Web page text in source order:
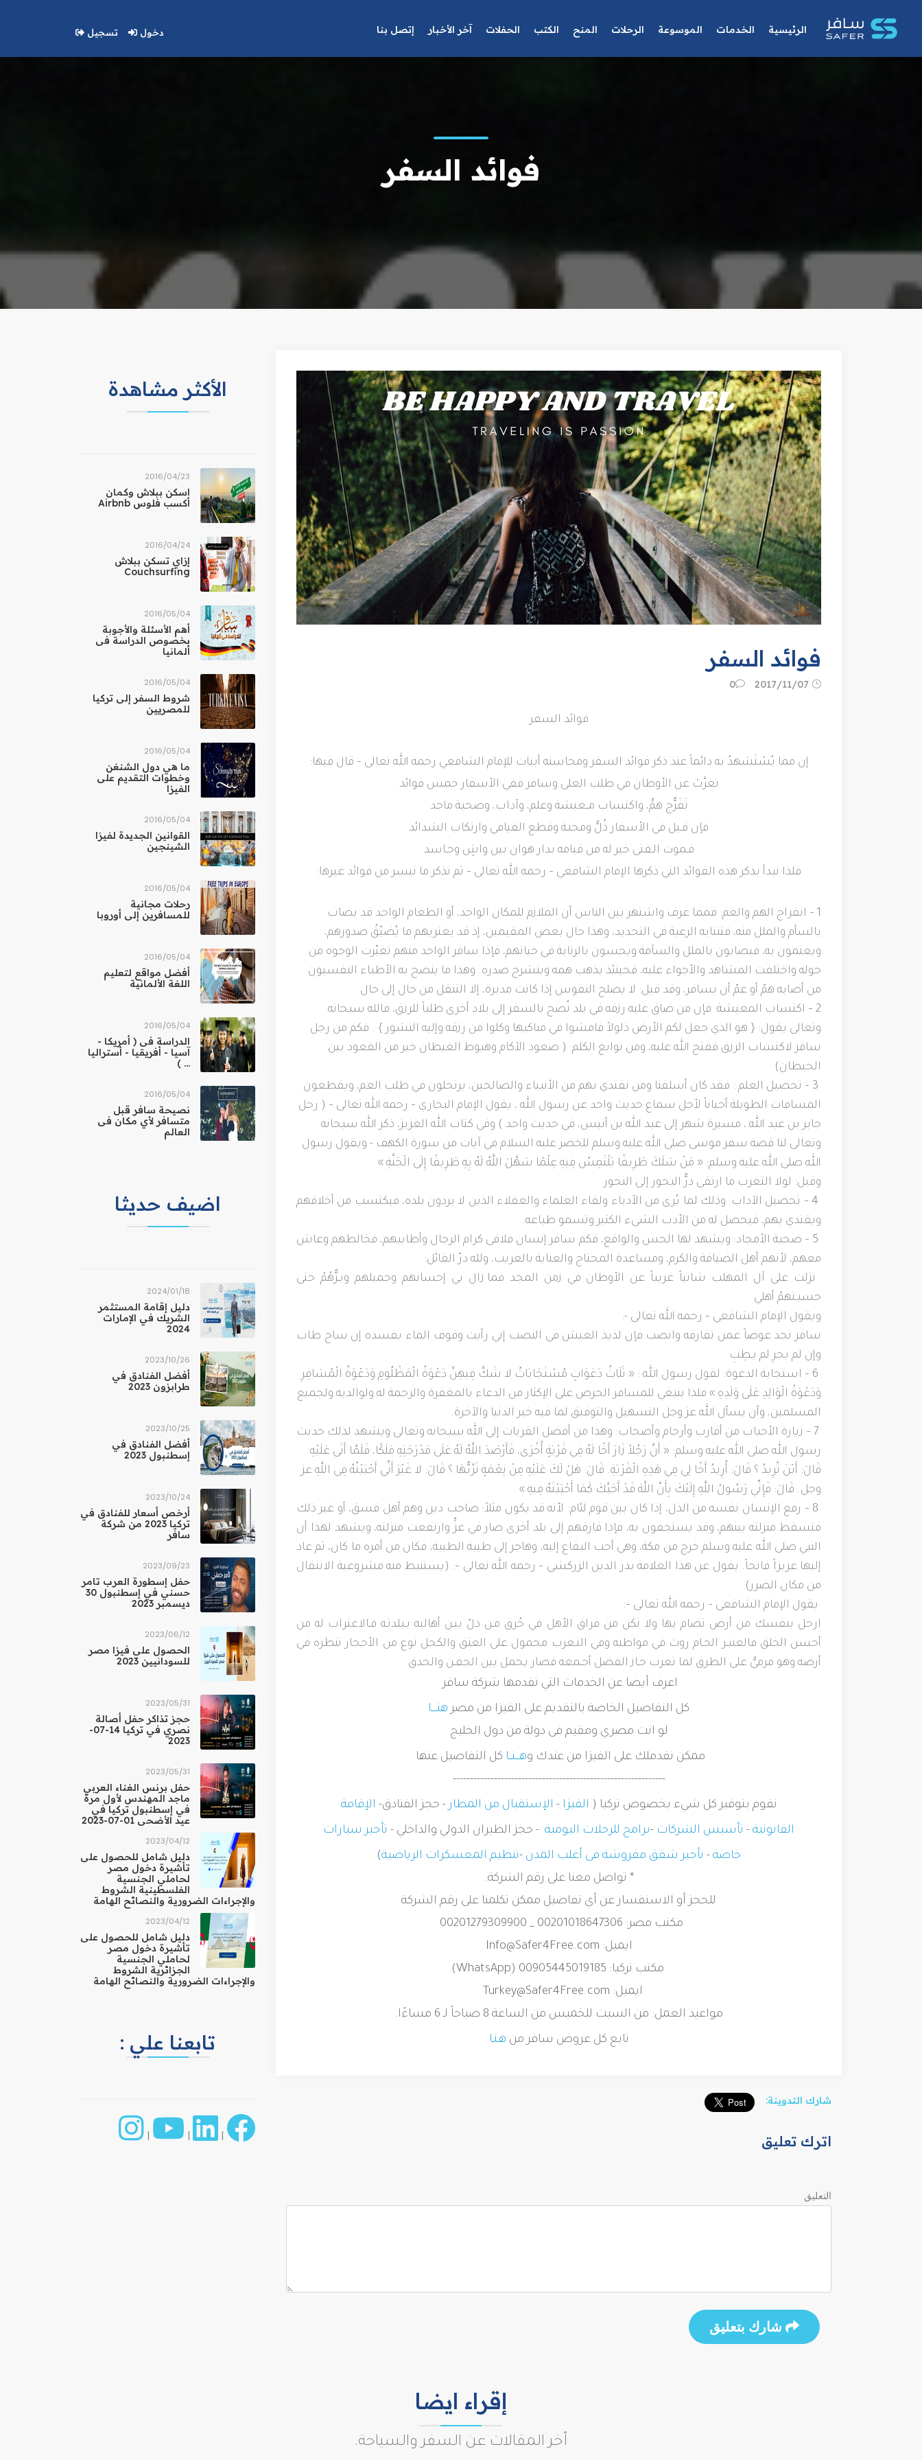
فوائد السفر
فوائد السفر
0
فوائد السفر
إن مما يُسْتَشهدُ به دائماً عند ذكر فوائد السفر ومحاسنه أبيات للإمام الشافعي رحمه الله تعالى – قال فيها:
تغرَّبْ عن الأوطان في طلب العلى وسافر ففي الأسفار خمس فوائد
تَفَرُّج همٍّ، واكتساب مــعيشة وعلم، وآداب، وصحبة ماجد
فإن قـيل في الأسفار ذُلٌّ ومحنـة وقطع الفيافي وارتكاب الشدائد
فـموت الـفتى خير له من قيامه بدار هوان بين واشٍ وحـاسد
فلذا نبدأ بذكر هذه الفوائد التي ذكرها الإمام الشافعي – رحمه الله تعالى – ثم نذكر ما تيسر من فوائد غيرها:
1 – انفراج الهم والغم: فمما عرف واشتهر بين الناس أن الملازم للمكان الواحد، أو الطعام الواحد قد يصاب
بالسأم والملل منه، فتنتابه الرغبة في التجديد، وهذا حال بعض المقيمين، إذ قد يعتريهم ما يُضيّقُ صدورهم،
ويغتمون به، فيصابون بالملل والسآمة ويحسون بالرتابة في حياتهم، فإذا سافر الواحد منهم تغيّرت الوجوه من
حوله واختلفت المشاهد والأجواء عليه، فحينئذ يذهب همه وينشرح صدره. وهذا ما ينصح به الأطباء النفسيون
من أصابه همّ أو غمّ أن يسافر، وقد قيل: لا يصلح النفوس إذا كانت مدبرة، إلا التنقل من حال إلى حال
2 – اكتساب المعيشة: فإن من ضاق عليه رزقه في بلد نُصح بالسفر إلى بلاد أخرى طلباً للرزق، فالله سبحانه
وتعالى يقول: { هو الذي جعل لكم الأرض ذلولاً فامشوا في مناكبها وكلوا من رزقه وإليه النشور } . فكم من رجل
سافر لاكتساب الرزق ففتح الله عليه، ومن نوابغ الكلم: ( صعود الآكام وهبوط الغيطان خير من القعود بين
الحيطان)
3 – تحصيل العلم : فقد كان أسلفنا ومن نقتدي بهم من الأنبياء والصالحين، يرتحلون في طلب العم، ويقطعون
المسافات الطويلة أحياناً لأجل سماع حديث واحد عن رسول الله ، يقول الإمام البخاري – رحمه الله تعالى – ( رحل
جابر بن عبد الله ، مسيرة شهر إلى عبد الله بن أنيس، في حديث واحد ) وفي كتاب الله العزيز، ذكر الله سبحانه
وتعالى لنا قصة سفر موسى صلى الله عليه وسلم للخضر عليه السلام في آيات من سورة الكهف - ويقول رسول
الله صلى الله عليه وسلم: « مَنْ سَلَكَ طَرِيقًا يَلْتَمِسُ فِيهِ عِلْمًا سَهَّلَ اللَّهُ لَهُ بِهِ طَرِيقًا إِلَى الْجَنَّةِ »
وقيل: لولا التغرب ما ارتقى درُّ البحور إلى النحور
4 – تحصيل الآداب: وذلك لما يُرى من الأدباء ولقاء العلماء والعقلاء الذين لا يردون بلده، فيكتسب من أخلاقهم
ويقتدي بهم، فيحصل له من الأدب الشيء الكثير وتسمو طباعه.
5 – صحبة الأمجاد: ويشهد لها الحس والواقع، فكم سافر إنسان فلاقى كرام الرجال وأطايبهم، فخالطهم وعاش
معهم، لأنهم أهل الضيافة والكرم، ومساعدة المحتاج والعناية بالغريب، ولله درّ القائل:
نزلت على آل المهلب شاتياً غريباً عن الأوطان في زمن المجد فما زال بي إحسانهم وجميلهم وبـرُّهُمُ حتى
حسبـتهمُ أهلي
ويقول الإمام الشافعي – رحمه الله تعالى -:
سافر تجد عوضاً عمن تفارقه وانصب فإن لذيذ العيش في النصب إني رأيت وقوف الماء يفسده إن ساح طاب
وإن لم يجرِ لم يـطِبِ
6 – استجابة الدعوة: لقول رسول الله : « ثَلَاثُ دَعَوَاتٍ مُسْتَجَابَاتٌ لا شَكَّ فِيهِنَّ دَعْوَةُ الْمَظْلُومِ وَدَعْوَةُ الْمُسَافِرِ
وَدَعْوَةُ الْوَالِدِ عَلَى وَلَدِهِ » فلذا ينبغي للمسافر الحرص على الإكثار من الدعاء بالمغفرة والرحمة له ولوالديه ولجميع
المسلمين، وأن يسأل الله عز وجل التسهيل والتوفيق لما فيه خير الدنيا والآخرة.
7 – زيارة الأحباب من أقارب وأرحام وأصحاب: وهذا من أفضل القربات إلى الله سبحانه وتعالى ويشهد لذلك حديث
رسول الله صلى الله عليه وسلم: « أَنَّ رَجُلاً زَارَ أَخًا لَهُ فِي قَرْيَةٍ أُخْرَى، فَأَرْصَدَ اللَّهُ لَهُ عَلَى مَدْرَجَتِهِ مَلَكًا، فَلَمَّا أَتَى عَلَيْهِ
قَالَ: أَيْنَ تُرِيدُ ؟ قَالَ: أُرِيدُ أَخًا لِي فِي هَذِهِ الْقَرْيَةِ. قَالَ: هَلْ لَكَ عَلَيْهِ مِنْ نِعْمَةٍ تَرُبُّهَا ؟ قَالَ: لا غَيْرَ أَنِّي أَحْبَبْتُهُ فِي اللَّهِ عز
وجل. قَالَ: فَإِنِّي رَسُولُ اللَّهِ إِلَيْكَ بِأَنَّ اللَّهَ قَدْ أَحَبَّكَ كَمَا أَحْبَبْتَهُ فِيهِ »
8 – رفع الإنسان نفسه من الذل، إذا كان بين قوم لئام: لأنه قد يكون مثلاً: صاحب دين وهم أهل فسق، أو غير ذلك
فتسقط منزلته بينهم، وقد يستخفون به، فإذا فارقهم إلى بلد أخرى صار في عزٍّ وارتفعت منزلته، ويشهد لهذا أن
النبي صلى الله عليه وسلم خرج من مكة، وهي أحب البقاع إليه، وهاجر إلى طيبة الطيبة، فكان من أمره ما كان، ثم عاد
إليها عزيزاً فاتحاً. يقول عن هذا العلامة بدر الدين الزركشي – رحمه الله تعالى –: (يستنبط منه مشروعية الانتقال
من مكان الضرر)
يقول الإمام الشافعي – رحمه الله تعالى –:
ارحل بنفسك من أرض تضام بها ولا تكن من فراق الأهل في حُرق مـن ذلّ بيـن أهاليه بـبلدتـه فـالاغتراب له من
أحسن الخلق فالعنبـر الخـام روث في مواطنه وفي التـغرب محمول على العنق والكحل نوع من الأحجار تنظره في
أرضه وهو مرميٌّ على الطرق لما تغرب حـاز الفضل أجـمعه فصار يحمل بين الجفـن والحدق
اعرف أيضا عن الخدمات التي تقدمها شركة سافر
كل التفاصيل الخاصة بالتقديم على الفيزا من مصرهنــــا
لو انت مصري ومقيم فى دولة من دول الخليج
ممكن نقدملك على الفيزا من عندك وهـــنــا كل التفاصيل عنها
--------------------------------------------------------------
نقوم بتوفير كل شيء بخصوص تركيا ( الفيزا - الإستقبال من المطار- حجز الفنادق- الإقامة
القانونية - تأسيس الشركات -برامج للرحلات اليومية - حجز الطيران الدولي والداخلي - تأجير سيارات
خاصة - تأجير شقق مفروشة فى أغلب المدن -تنظيم المعسكرات الرياضية)
* تواصل معنا على رقم الشركة.
للحجز أو الاستفسار عن أي تفاصيل ممكن تكلمنا على رقم الشركة
مكتب مصر: 00201018647306 _ 00201279309900
ايميل: Info@Safer4Free.com
مكتب تركيا: 00905445019185 (
WhatsApp
)
ايميل: Turkey@Safer4Free.com
مواعيد العمل: من السبت للخميس من الساعة 8 صباحاً لـ 6 مساءًا.
تابع كل عروض سافر من هـنـا
شارك التدوينة:
اترك تعليق
التعليق
شارك بتعليق
الأكثر مشاهدة
23‏/04‏/2016
اسكن ببلاش وكمان
أكسب فلوس Airbnb
24‏/04‏/2016
إزاي تسكن ببلاش
Couchsurfing
04‏/05‏/2016
أهم الأسئلة والأجوبة
بخصوص الدراسة فى
ألمانيا
04‏/05‏/2016
شروط السفر إلى تركيا
للمصريين
04‏/05‏/2016
ما هي دول الشنغن
وخطوات التقديم على
الفيزا
04‏/05‏/2016
القوانين الجديدة لفيزا
الشينجين
04‏/05‏/2016
رحلات مجانية
للمسافرين إلى أوروبا
04‏/05‏/2016
أفضل مواقع لتعليم
اللغة الألمانية
04‏/05‏/2016
الدراسة فى ( أمريكا -
آسيا - أفريقيا - أستراليا
... )
04‏/05‏/2016
نصيحة سافر قبل
متسافر لأي مكان فى
العالم
اضيف حديثا
18‏/01‏/2024
دليل إقامة المستثمر
الشريك في الإمارات
2024
26‏/10‏/2023
أفضل الفنادق في
طرابزون 2023
25‏/10‏/2023
أفضل الفنادق في
إسطنبول 2023
24‏/10‏/2023
أرخص أسعار للفنادق في
تركيا 2023 من شركة
سافر
23‏/09‏/2023
حفل إسطورة العرب تامر
حسني في إسطنبول 30
ديسمبر 2023
12‏/06‏/2023
الحصول على فيزا مصر
للسودانيين 2023
31‏/05‏/2023
حجز تذاكر حفل أصالة
نصري في تركيا 14-07-
2023
31‏/05‏/2023
حفل برنس الغناء العربي
ماجد المهندس لأول مرة
في إسطنبول تركيا في
عيد الأضحى 01-07-2023
12‏/04‏/2023
دليل شامل للحصول على
تأشيرة دخول مصر
لحاملي الجنسية
الفلسطينية الشروط
والإجراءات الضرورية والنصائح الهامة
12‏/04‏/2023
دليل شامل للحصول على
تأشيرة دخول مصر
لحاملي الجنسية
الجزائرية الشروط
والإجراءات الضرورية والنصائح الهامة
تابعنا علي :
|
|
|
إقراء ايضا
أخر المقالات عن السفر والسياحة.
تسجيل دخول الرئيسية الخدمات الموسوعة الرحلات المنح الكتب الحفلات آخر الأخبار إتصل بنا